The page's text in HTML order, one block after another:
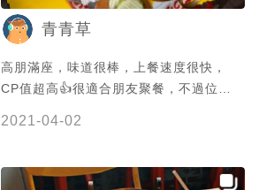
青青草
高朋滿座，味道很棒，上餐速度很快，
CP值超高👍很適合朋友聚餐，不過位置
2021-04-02